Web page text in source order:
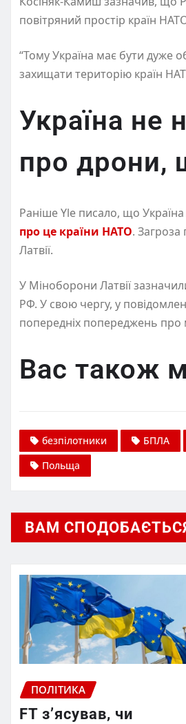
повітряний простір країн
“Тому Україна має бути дуже
захищати територію країн
Україна не
про дрони,
Раніше Yle писало, що Україна
про це країни НАТО. Загроза
Латвії.
У Міноборони Латвії
РФ. У свою чергу, у
попередніх попереджень про
Вас також
безпілотники БПЛА
Польща
ВАМ
ПОЛІТИКА
FT зʼясував, чи